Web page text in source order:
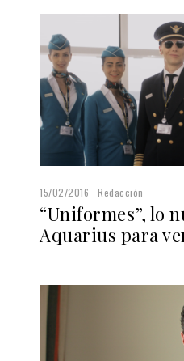
15/02/2016 Redacción
“Uniformes”, lo
Aquarius para